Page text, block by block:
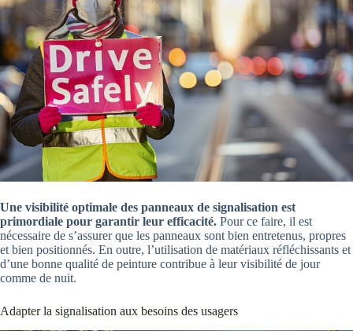
Une visibilité optimale des panneaux de signalisation est
primordiale pour garantir leur efficacité. Pour ce faire, il est
nécessaire de s’assurer que les panneaux sont bien entretenus, propres
et bien positionnés. En outre, l’utilisation de matériaux réfléchissants et
d’une bonne qualité de peinture contribue à leur visibilité de jour
comme de nuit.
Adapter la signalisation aux besoins des usagers